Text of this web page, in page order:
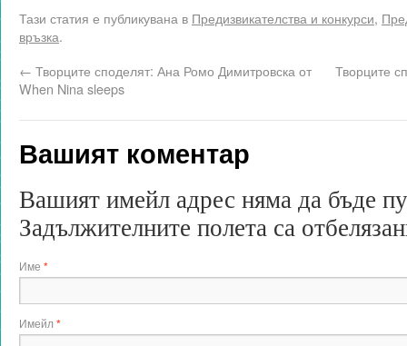
Тази статия е публикувана в Предизвикателства и конкурси,
връзка.
← Творците споделят: Ана Ромо Димитровска от
When Nina sleeps
Творците
Вашият коментар
Вашият имейл адрес няма да бъде
Задължителните полета са
Име *
Имейл *